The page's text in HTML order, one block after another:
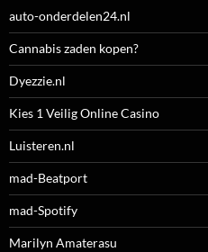
auto-onderdelen24.nl
Cannabis zaden kopen?
Dyezzie.nl
Kies 1 Veilig Online Casino
Luisteren.nl
mad-Beatport
mad-Spotify
Marilyn Amaterasu